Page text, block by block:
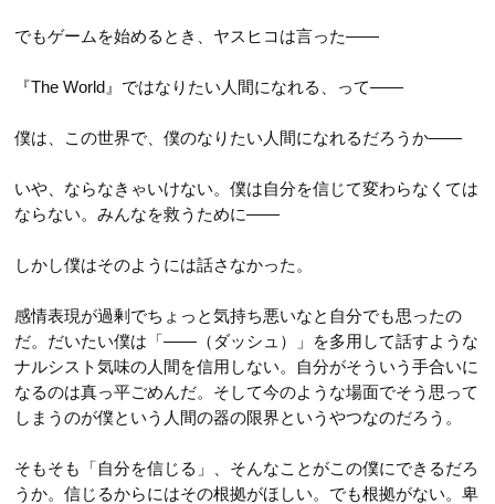
でもゲームを始めるとき、ヤスヒコは言った――
『The World』ではなりたい人間になれる、って――
僕は、この世界で、僕のなりたい人間になれるだろうか――
いや、ならなきゃいけない。僕は自分を信じて変わらなくては
ならない。みんなを救うために――
しかし僕はそのようには話さなかった。
感情表現が過剰でちょっと気持ち悪いなと自分でも思ったの
だ。だいたい僕は「――（ダッシュ）」を多用して話すような
ナルシスト気味の人間を信用しない。自分がそういう手合いに
なるのは真っ平ごめんだ。そして今のような場面でそう思って
しまうのが僕という人間の器の限界というやつなのだろう。
そもそも「自分を信じる」、そんなことがこの僕にできるだろ
うか。信じるからにはその根拠がほしい。でも根拠がない。卑